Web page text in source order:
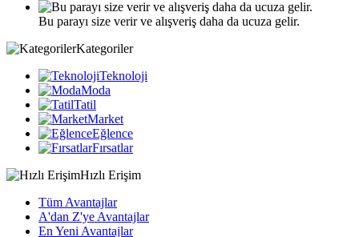
Bu parayı size verir ve alışveriş daha da ucuza gelir.
Kategoriler
Teknoloji
Moda
Tatil
Market
Eğlence
Fırsatlar
Hızlı Erişim
Tüm Avantajlar
A'dan Z'ye Avantajlar
En Yeni Avantajlar